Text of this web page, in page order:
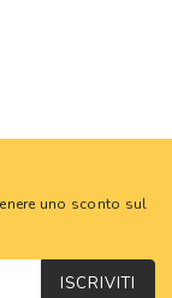
uno sconto sul
ISCRIVITI